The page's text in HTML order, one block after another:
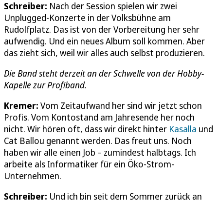
Schreiber: Nach der Session spielen wir zwei
Unplugged-Konzerte in der Volksbühne am
Rudolfplatz. Das ist von der Vorbereitung her sehr
aufwendig. Und ein neues Album soll kommen. Aber
das zieht sich, weil wir alles auch selbst produzieren.
Die Band steht derzeit an der Schwelle von der Hobby-
Kapelle zur Profiband.
Kremer: Vom Zeitaufwand her sind wir jetzt schon
Profis. Vom Kontostand am Jahresende her noch
nicht. Wir hören oft, dass wir direkt hinter Kasalla und
Cat Ballou genannt werden. Das freut uns. Noch
haben wir alle einen Job – zumindest halbtags. Ich
arbeite als Informatiker für ein Öko-Strom-
Unternehmen.
Schreiber: Und ich bin seit dem Sommer zurück an